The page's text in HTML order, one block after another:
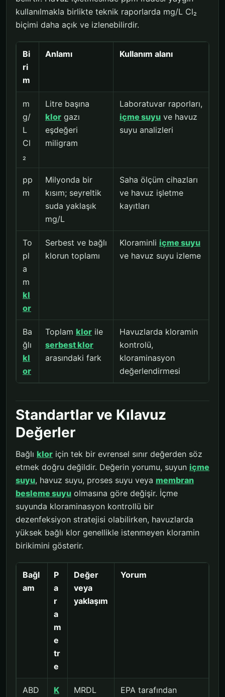
kullanılmakla birlikte teknik raporlarda mg/L Cl₂
biçimi daha açık ve izlenebilirdir.
Bi
ri
m
Anlamı Kullanım alanı
m
g/
L
Cl
₂
Litre başına
klor gazı
eşdeğeri
miligram
Laboratuvar raporları,
içme suyu ve havuz
suyu analizleri
pp
m
Milyonda bir
kısım; seyreltik
suda yaklaşık
mg/L
Saha ölçüm cihazları
ve havuz işletme
kayıtları
To
pl
a
m
kl
or
Serbest ve bağlı
klorun toplamı
Kloraminli içme suyu
ve havuz suyu izleme
Ba
ğlı
kl
or
Toplam klor ile
serbest klor
arasındaki fark
Havuzlarda kloramin
kontrolü,
kloraminasyon
değerlendirmesi
Standartlar ve Kılavuz
Değerler
Bağlı klor için tek bir evrensel sınır değerden söz
etmek doğru değildir. Değerin yorumu, suyun içme
suyu, havuz suyu, proses suyu veya membran
besleme suyu olmasına göre değişir. İçme
suyunda kloraminasyon kontrollü bir
dezenfeksiyon stratejisi olabilirken, havuzlarda
yüksek bağlı klor genellikle istenmeyen kloramin
birikimini gösterir.
Bağl
am
P
a
r
a
m
e
tr
e
Değer
veya
yaklaşım
Yorum
ABD
K
MRDL
EPA tarafından